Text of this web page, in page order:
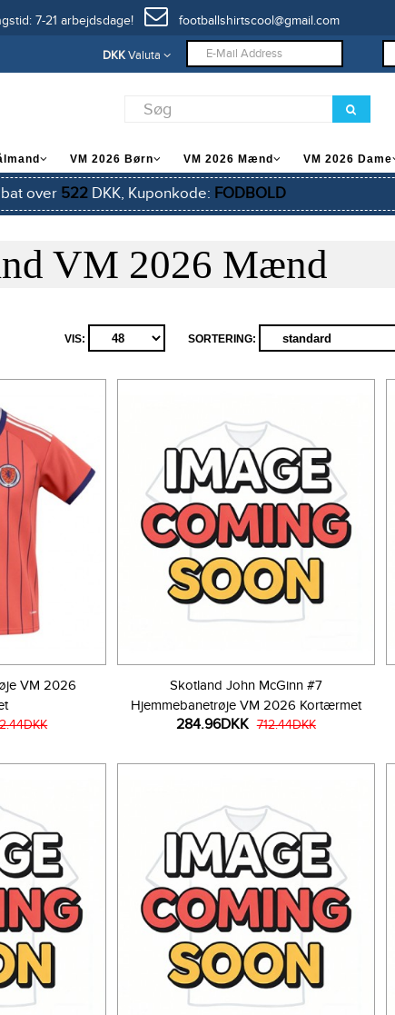
7-21 arbejdsdage! footballshirtscool@gmail.com
DKKValuta
VM 2026 Børn VM 2026 Mænd VM 2026 Dame
over 522DKK, Kuponkode: FODBOLD
VM 2026 Mænd
SORTERING:
VIS:
VM 2026
Skotland John McGinn #7
Hjemmebanetrøje VM 2026 Kortærmet
284.96DKK 712.44DKK